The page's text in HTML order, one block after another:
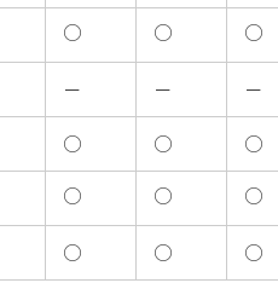
○ ○ ○
－ － －
○ ○ ○
○ ○ ○
○ ○ ○